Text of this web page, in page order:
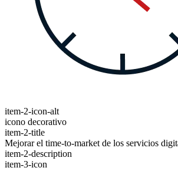
item-2-icon-alt
icono decorativo
item-2-title
Mejorar el time-to-market de los servicios
item-2-description
item-3-icon